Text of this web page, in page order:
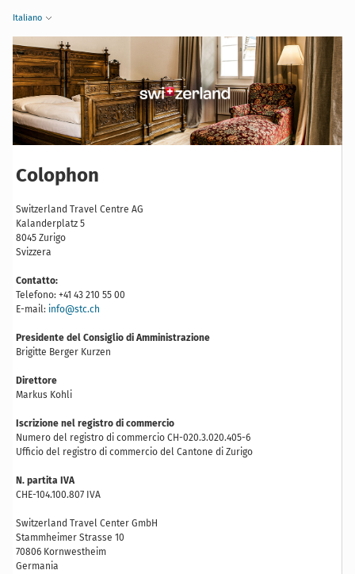
Italiano
Colophon
Switzerland Travel Centre AG
Kalanderplatz 5
8045 Zurigo
Svizzera
Contatto:
Telefono: +41 43 210 55 00
E-mail: info@stc.ch
Presidente del Consiglio di Amministrazione
Brigitte Berger Kurzen
Direttore
Markus Kohli
Iscrizione nel registro di commercio
Numero del registro di commercio CH-020.3.020.405-6
Ufficio del registro di commercio del Cantone di Zurigo
N. partita IVA
CHE-104.100.807 IVA
Switzerland Travel Center GmbH
Stammheimer Strasse 10
70806 Kornwestheim
Germania